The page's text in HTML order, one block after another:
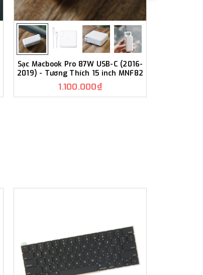
Sạc Macbook Pro 87W USB-C (2016-
2019) - Tương Thích 15 inch MNF82
1.100.000₫